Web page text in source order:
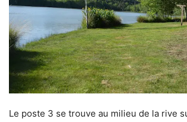
Le poste 3 se trouve au milieu de la rive